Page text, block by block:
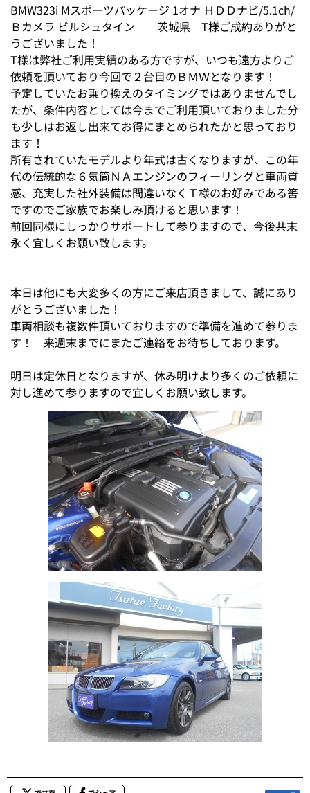
BMW323i Mスポーツパッケージ 1オナ ＨＤＤナビ/5.1ch/
Ｂカメラ ビルシュタイン 茨城県 T様ご成約ありがと
うございました！
T様は弊社ご利用実績のある方ですが、いつも遠方よりご
依頼を頂いており今回で２台目のＢＭＷとなります！
予定していたお乗り換えのタイミングではありませんでし
たが、条件内容としては今までご利用頂いておりました分
も少しはお返し出来てお得にまとめられたかと思っており
ます！
所有されていたモデルより年式は古くなりますが、この年
代の伝統的な６気筒ＮＡエンジンのフィーリングと車両質
感、充実した社外装備は間違いなくＴ様のお好みである筈
ですのでご家族でお楽しみ頂けると思います！
前回同様にしっかりサポートして参りますので、今後共末
永く宜しくお願い致します。
本日は他にも大変多くの方にご来店頂きまして、誠にあり
がとうございました！
車両相談も複数件頂いておりますので準備を進めて参りま
す！ 来週末までにまたご連絡をお待ちしております。
明日は定休日となりますが、休み明けより多くのご依頼に
対し進めて参りますので宜しくお願い致します。